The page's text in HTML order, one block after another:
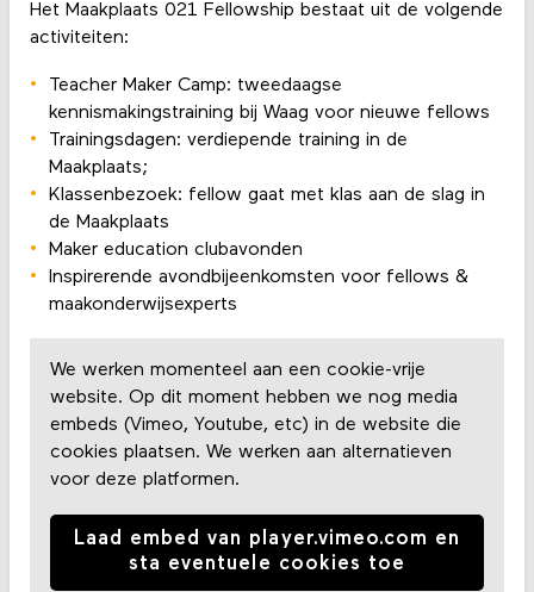
Het Maakplaats 021 Fellowship bestaat uit de volgende
activiteiten:
Teacher Maker Camp: tweedaagse
kennismakingstraining bij Waag voor nieuwe fellows
Trainingsdagen: verdiepende training in de
Maakplaats;
Klassenbezoek: fellow gaat met klas aan de slag in
de Maakplaats
Maker education clubavonden
Inspirerende avondbijeenkomsten voor fellows &
maakonderwijsexperts
We werken momenteel aan een cookie-vrije
website. Op dit moment hebben we nog media
embeds (Vimeo, Youtube, etc) in de website die
cookies plaatsen. We werken aan alternatieven
voor deze platformen.
Laad embed van player.vimeo.com en
sta eventuele cookies toe